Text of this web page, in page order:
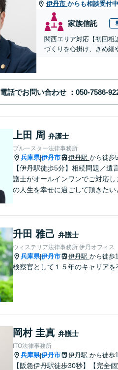
伊丹市 からも相談受付中
家族信託
関西エリア対応【初回相
づくりを心掛け、きめ細
電話でお問い合わせ
上田 周 弁護士
ブルースター法律事務所
兵庫県|伊丹市 伊丹駅 から徒歩
【伊丹駅徒歩5分】相続問題／
護士がオールインワンでご対応
の人生を幸せに過ごして頂きたい
升田 雅己 弁護士
ウィステリア法律事務所 伊丹オフィス
兵庫県|伊丹市 伊丹駅 から徒歩
検察官として１５年のキャリア
岡村 圭真 弁護士
ITO法律事務所
兵庫県|伊丹市 伊丹駅 から徒歩
【阪急伊丹駅徒歩30秒】【完全